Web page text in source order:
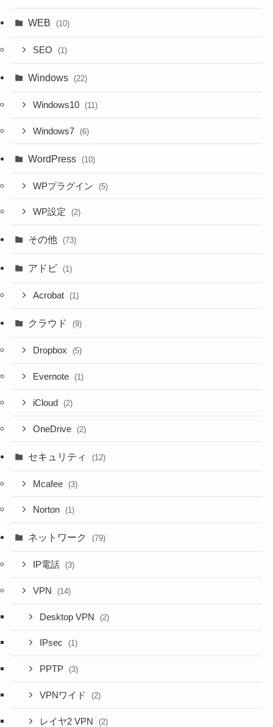
WEB (10)
SEO (1)
Windows (22)
Windows10 (11)
Windows7 (6)
WordPress (10)
WPプラグイン (5)
WP設定 (2)
その他 (73)
アドビ (1)
Acrobat (1)
クラウド (9)
Dropbox (5)
Evernote (1)
iCloud (2)
OneDrive (2)
セキュリティ (12)
Mcafee (3)
Norton (1)
ネットワーク (79)
IP電話 (3)
VPN (14)
Desktop VPN (2)
IPsec (1)
PPTP (3)
VPNワイド (2)
レイヤ2 VPN (2)